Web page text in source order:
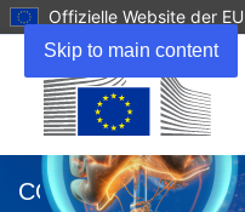
Skip to main content
Offizielle Website der EU
neuem
CORDIS